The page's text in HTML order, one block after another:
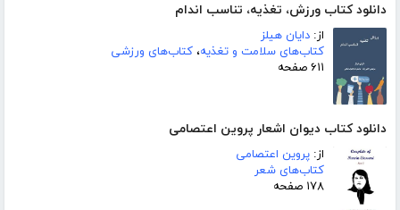
دانلود کتاب ورزش، تغذیه، تناسب اندام
از: دایان هیلز
کتاب‌های سلامت و تغذیه، کتاب‌های ورزشی
۶۱۱ صفحه
دانلود کتاب دیوان اشعار پروین اعتصامی
از: پروین اعتصامی
کتاب‌های شعر
۱۷۸ صفحه